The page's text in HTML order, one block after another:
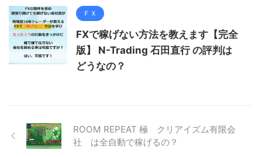
ＦＸ
FXで稼げない方法を教えます【完全
版】 N-Trading 石田直行 の評判は
どうなの？
ROOM REPEAT 極 クリアイズム有限会
社 は全自動で稼げるの？